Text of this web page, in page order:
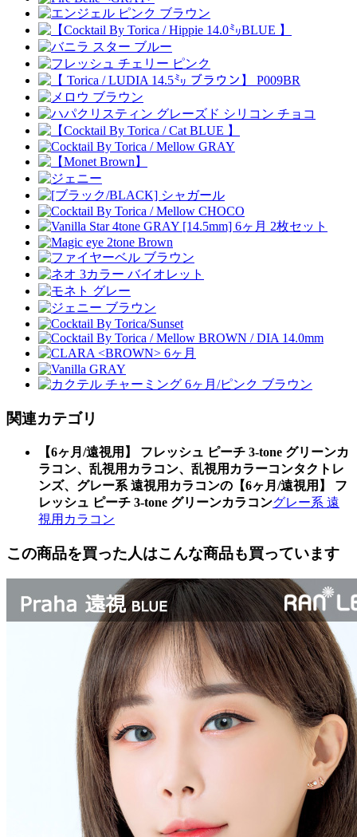
関連カテゴリ
【6ヶ月/遠視用】 フレッシュ ピーチ 3-tone グリーンカ
ラコン、乱視用カラコン、乱視用カラーコンタクトレ
ンズ、グレー系 遠視用カラコンの【6ヶ月/遠視用】 フ
レッシュ ピーチ 3-tone グリーンカラコングレー系 遠
視用カラコン
この商品を買った人はこんな商品も買っています